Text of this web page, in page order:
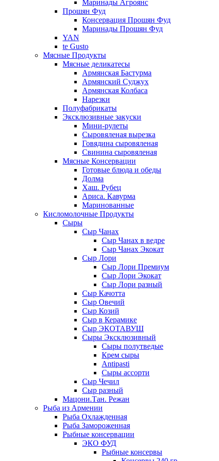
Маринады Агроянс
Прошян Фуд
Консервация Прошян Фуд
Маринады Прошян Фуд
YAN
te Gusto
Мясные Продукты
Мясные деликатесы
Армянская Бастурма
Армянский Суджух
Армянская Колбаса
Нарезки
Полуфабрикаты
Эксклюзивные закуски
Мини-рулеты
Сыровяленая вырезка
Говядина сыровяленая
Свинина сыровяленая
Мясные Консервации
Готовые блюда и обеды
Долма
Хаш. Рубец
Ариса. Кавурма
Маринованные
Кисломолочные Продукты
Сыры
Сыр Чанах
Сыр Чанах в ведре
Сыр Чанах Экокат
Сыр Лори
Сыр Лори Премиум
Сыр Лори Экокат
Сыр Лори разный
Сыр Качотта
Сыр Овечий
Сыр Козий
Сыр в Керамике
Сыр ЭКОТАВУШ
Сыры Эксклюзивный
Сыры полутведые
Крем сыры
Antipasti
Сыры ассорти
Сыр Чечил
Сыр разный
Мацони.Тан. Режан
Рыба из Армении
Рыба Охлажденная
Рыба Замороженная
Рыбные консервации
ЭКО ФУД
Рыбные консервы